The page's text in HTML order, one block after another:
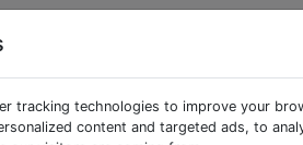
un
tracking technologies to improve your
content and targeted ads, to